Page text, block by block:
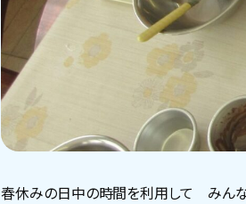
春休みの日中の時間を利用して みんな